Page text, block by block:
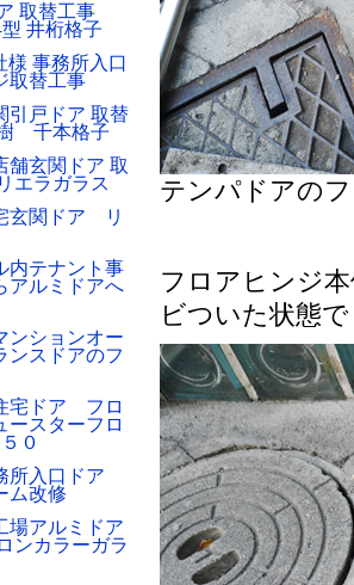
テンパドアの
フロアヒンジ
ビついた状態
取替工事
井桁格子
様 事務所入口
取替工事
戸ドア 取替
千本格子
玄関ドア 取
ラガラス
玄関ドア リ
テナント事
ルミドアへ
ションオー
ンスドアのフ
宅ドア フロ
スターフロ
５０
所入口ドア
ム改修
アルミドア
カラーガラ